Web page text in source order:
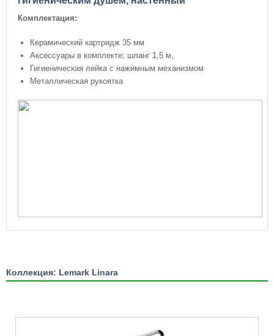
Комплектация:
Керамический картридж 35 мм
Аксессуары в комплекте: шланг 1,5 м,
Гигиеническая лейка с нажимным механизмом
Металлическая рукоятка
Коллекция: Lemark Linara